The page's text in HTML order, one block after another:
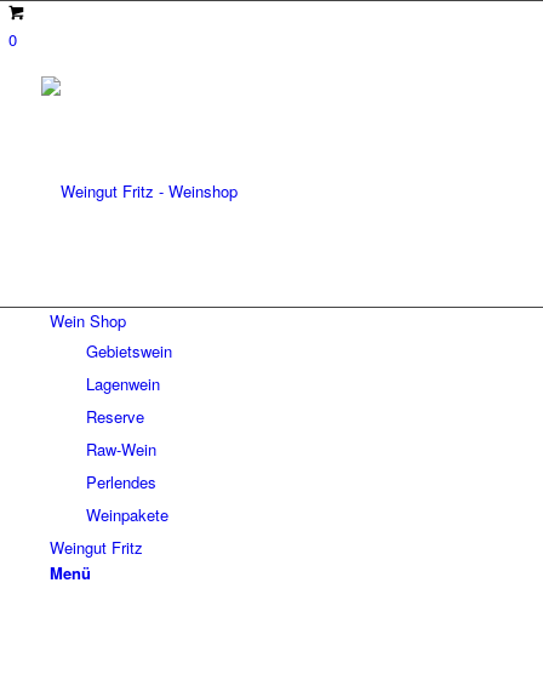
0
Wein Shop
Gebietswein
Lagenwein
Reserve
Raw-Wein
Perlendes
Weinpakete
Weingut Fritz
Menü